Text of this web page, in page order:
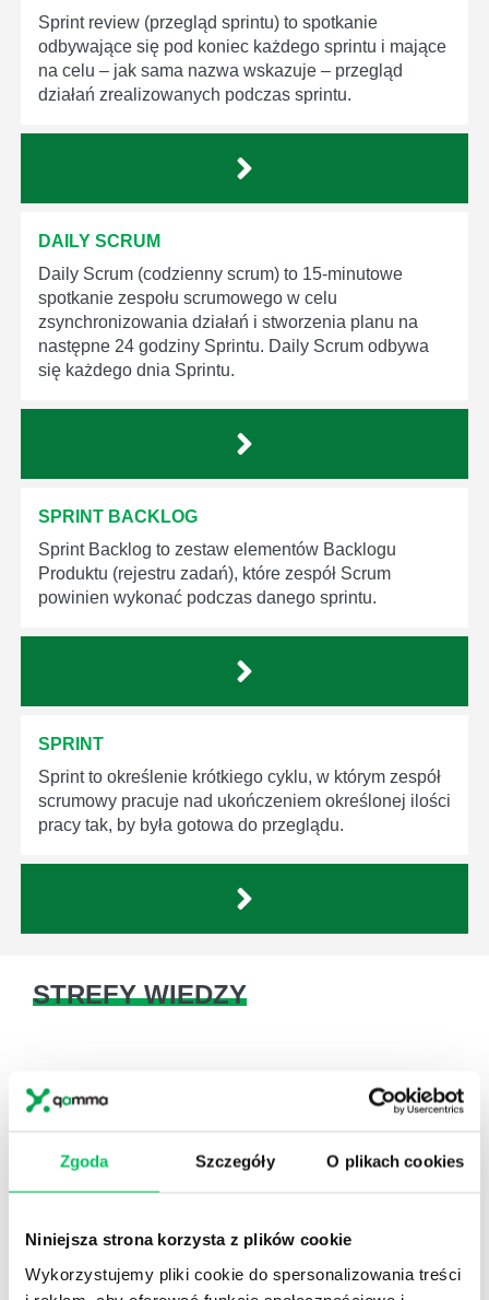
Zgoda Szczegóły O plikach cookies
Niniejsza strona korzysta z plików cookie
Wykorzystujemy pliki cookie do spersonalizowania treści
Sprint review (przegląd sprintu) to spotkanie
odbywające się pod koniec każdego sprintu i mające
na celu – jak sama nazwa wskazuje – przegląd
działań zrealizowanych podczas sprintu.
DAILY SCRUM
Daily Scrum (codzienny scrum) to 15-minutowe
spotkanie zespołu scrumowego w celu
zsynchronizowania działań i stworzenia planu na
następne 24 godziny Sprintu. Daily Scrum odbywa
się każdego dnia Sprintu.
SPRINT BACKLOG
Sprint Backlog to zestaw elementów Backlogu
Produktu (rejestru zadań), które zespół Scrum
powinien wykonać podczas danego sprintu.
SPRINT
Sprint to określenie krótkiego cyklu, w którym zespół
scrumowy pracuje nad ukończeniem określonej ilości
pracy tak, by była gotowa do przeglądu.
STREFY WIEDZY
WikiGamma,Delegowanie,HR
wiedzy.